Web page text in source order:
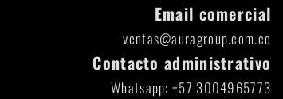
Email comercial
ventas@auragroup.com.co
Contacto administrativo
Whatsapp: +57 3004965773